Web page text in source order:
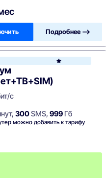
Подробнее —>
с
300SMS, 999Гб
можно добавить к тарифу